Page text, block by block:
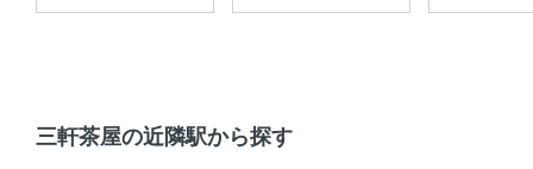
共用部
三軒茶屋の近隣駅から探す